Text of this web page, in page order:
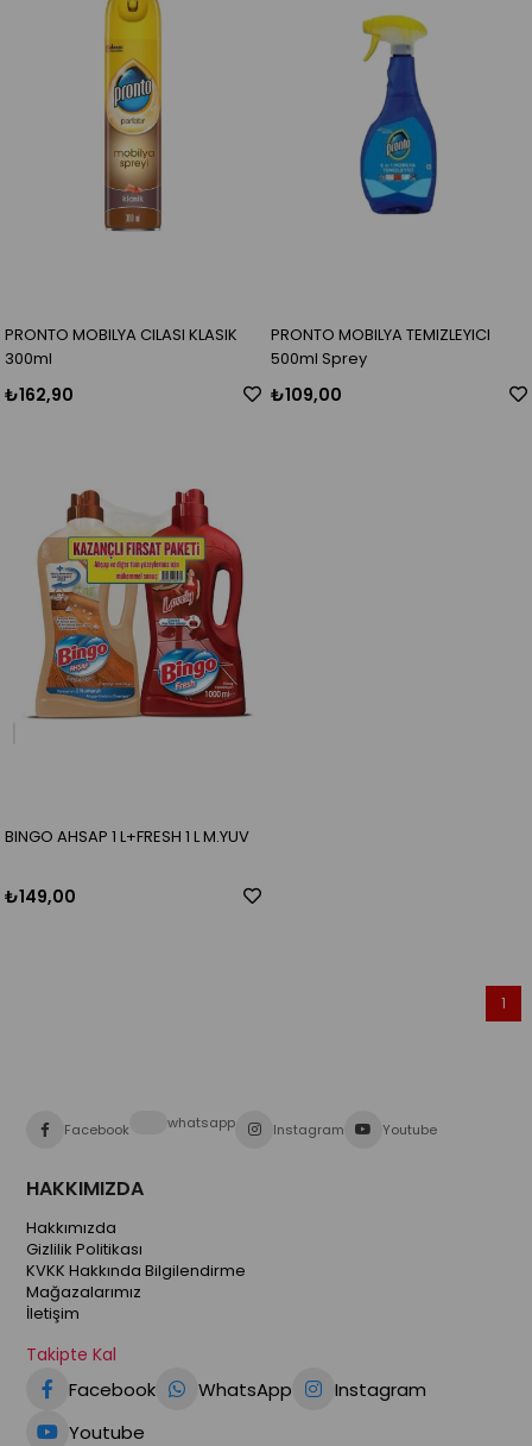
PRONTO MOBILYA CILASI KLASIK
300ml
₺162,90
PRONTO MOBILYA TEMIZLEYICI
500ml Sprey
₺109,00
BINGO AHSAP 1 L+FRESH 1 L M.YUV
₺149,00
1
Facebook whatsapp Instagram Youtube
HAKKIMIZDA
Hakkımızda
Gizlilik Politikası
KVKK Hakkında Bilgilendirme
Mağazalarımız
İletişim
Takipte Kal
Facebook WhatsApp
Instagram
Youtube